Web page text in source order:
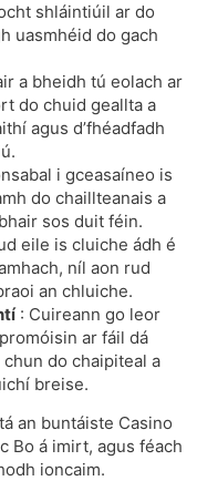
shláintiúil ar do
uasmhéid do gach
a bheidh tú eolach ar
do chuid geallta a
agus d’fhéadfadh
i gceasaíneo is
do chaillteanais a
sos duit féin.
eile is cluiche ádh é
níl aon rud
an chluiche.
: Cuireann go leor
ar fáil dá
do chaipiteal a
breise.
an buntáiste Casino
Bo á imirt, agus féach
ioncaim.